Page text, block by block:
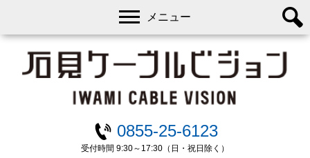
0855-25-6123
受付時間 9:30～17:30（日・祝日除く）
メニュー